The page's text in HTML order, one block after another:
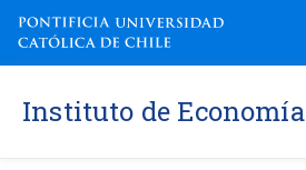
Instituto de Economía